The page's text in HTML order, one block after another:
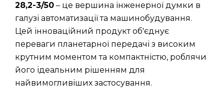
28,2-3/50 – це вершина інженерної думки в
галузі автоматизації та машинобудування.
Цей інноваційний продукт об'єднує
переваги планетарної передачі з високим
крутним моментом та компактністю, роблячи
його ідеальним рішенням для
найвимогливіших застосування.